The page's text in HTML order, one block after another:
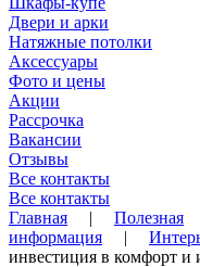
Двери и арки
Натяжные потолки
Аксессуары
Фото и цены
Акции
Рассрочка
Вакансии
Отзывы
Все контакты
Все контакты
Главная | Полезная
информация |
инвестиция в комфорт и